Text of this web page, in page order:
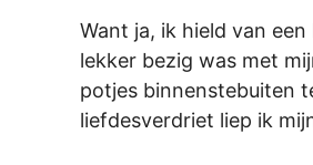
Want ja, ik hield van
lekker bezig was met
potjes binnenstebuiten
liefdesverdriet liep ik